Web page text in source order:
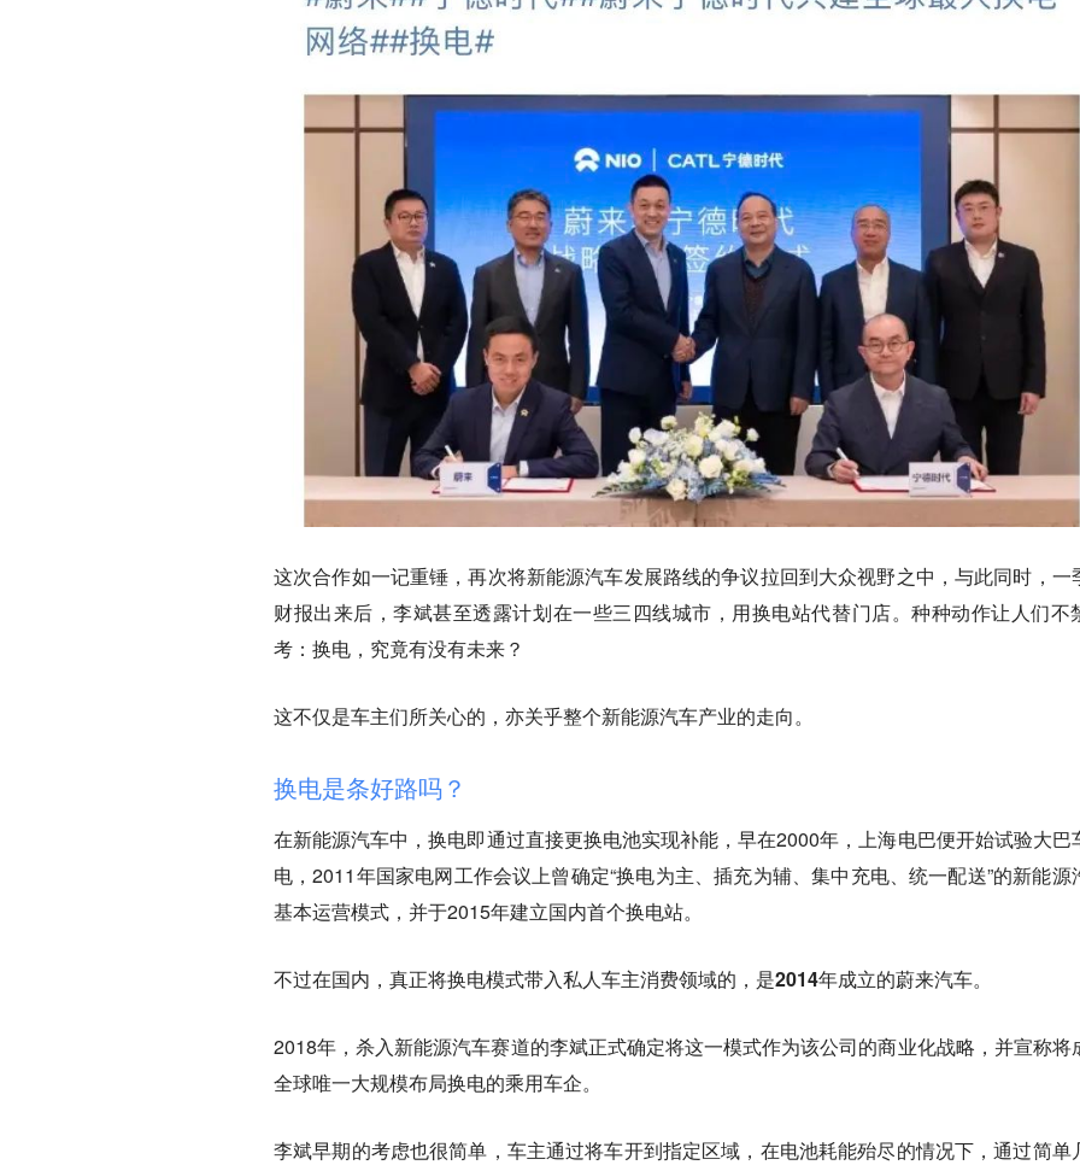
这次合作如一记重锤，再次将新能源汽车发展路线的争议拉回到大众视野之中，与此同时，一
财报出来后，李斌甚至透露计划在一些三四线城市，用换电站代替门店。种种动作让人们不
考： 换电，究竟有没有未来？
这不仅是车主们所关心的，亦关乎整个新能源汽车产业的走向。
换电是条好路吗？
在新能源汽车中，换电即通过直接更换电池实现补能，早在2000年，上海电巴便开始试验大巴
电，2011年国家电网工作会议上曾确定“换电为主、插充为辅、集中充电、统一配送”的新能源
基本运营模式，并于2015年建立国内首个换电站。
不过在国内， 真正将换电模式带入私人车主消费领域的，是2014年成立的蔚来汽车。
2018年，杀入新能源汽车赛道的李斌正式确定将这一模式作为该公司的商业化战略，并宣称将
全球唯一大规模布局换电的乘用车企。
李斌早期的考虑也很简单，车主通过将车开到指定区域，在电池耗能殆尽的情况下，通过简单